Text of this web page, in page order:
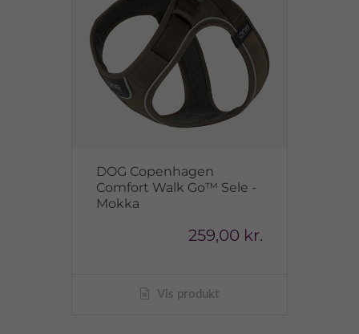
DOG Copenhagen
Comfort Walk Go™ Sele -
Mokka
259,00 kr.
Vis produkt